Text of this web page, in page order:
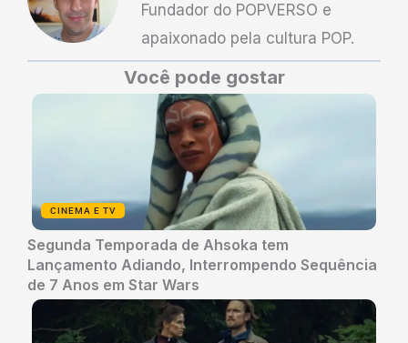
Fundador do POPVERSO e
apaixonado pela cultura POP.
Você pode gostar
CINEMA E TV
Segunda Temporada de Ahsoka tem
Lançamento Adiando, Interrompendo Sequência
de 7 Anos em Star Wars